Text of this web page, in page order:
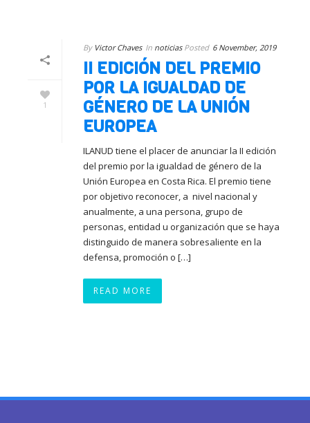
1
By Victor Chaves In noticiasPosted 6 November, 2019
II EDICIÓN DEL PREMIO
POR LA IGUALDAD DE
GÉNERO DE LA UNIÓN
EUROPEA
ILANUD tiene el placer de anunciar la II edición
del premio por la igualdad de género de la
Unión Europea en Costa Rica. El premio tiene
por objetivo reconocer, a nivel nacional y
anualmente, a una persona, grupo de
personas, entidad u organización que se haya
distinguido de manera sobresaliente en la
defensa, promoción o […]
READ MORE